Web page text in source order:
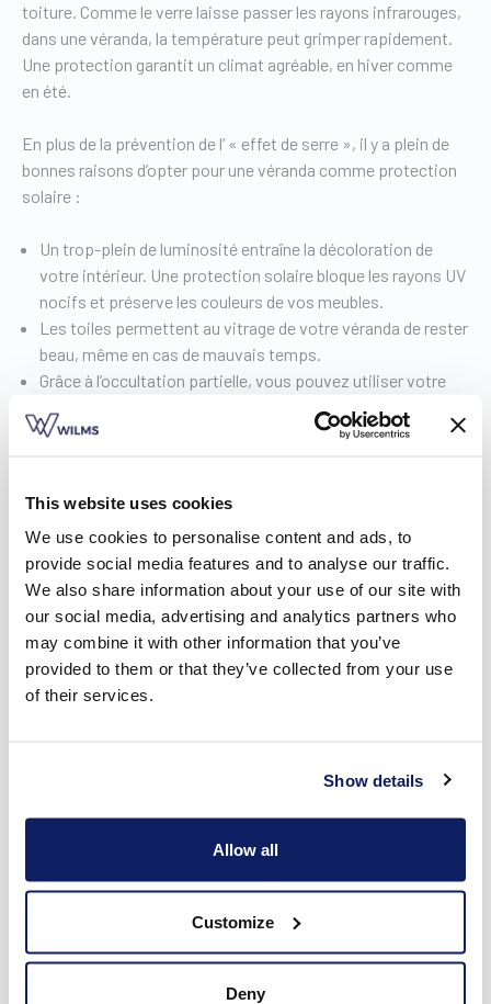
This website uses cookies
We use cookies to personalise content and ads, to
provide social media features and to analyse our traffic.
We also share information about your use of our site with
our social media, advertising and analytics partners who
may combine it with other information that you’ve
provided to them or that they’ve collected from your use
of their services.
Show details
Allow all
Customize
Deny
toiture. Comme le verre laisse passer les rayons infrarouges,
dans une véranda, la température peut grimper rapidement.
Une protection garantit un climat agréable, en hiver comme
en été.
En plus de la prévention de l’ « effet de serre », il y a plein de
bonnes raisons d’opter pour une véranda comme protection
solaire :
Un trop-plein de luminosité entraîne la décoloration de
votre intérieur. Une protection solaire bloque les rayons UV
nocifs et préserve les couleurs de vos meubles.
Les toiles permettent au vitrage de votre véranda de rester
beau, même en cas de mauvais temps.
Grâce à l’occultation partielle, vous pouvez utiliser votre
écran d’ordinateur sans problème dans votre véranda. Elle
se prête parfaitement au télétravail.
Les vérandas se déclinent selon un large choix de modèles et
de dimensions. Wilms prévoit une vaste palette de tailles, de
manière à ce que votre protection solaire convienne
parfaitement. La largeur maximale d’une protection solaire
simple est de 4 mètres. Dans ce cas, la projection maximale
est de 2,6 m. Vous souhaitez une projection plus profonde ?
Alors, vous pouvez aller jusqu’à 6 m, avec une largeur
Dans la pratique, nous pouvons joindre des protections
vous le souhaitez, sans ouvertures entre les protections
solaires. De plus, vous pouvez continuer à commander
chaque protection solaire individuellement pour un ombrage